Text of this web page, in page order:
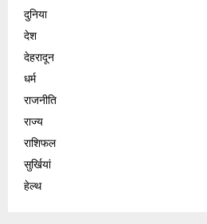
दुनिया
देश
देहरादून
धर्म
राजनीति
राज्य
राशिफल
सुर्खियां
हेल्थ